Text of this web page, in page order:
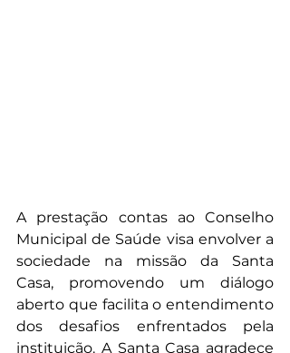
A prestação contas ao Conselho
Municipal de Saúde visa envolver a
sociedade na missão da Santa
Casa, promovendo um diálogo
aberto que facilita o entendimento
dos desafios enfrentados pela
instituição. A Santa Casa agradece